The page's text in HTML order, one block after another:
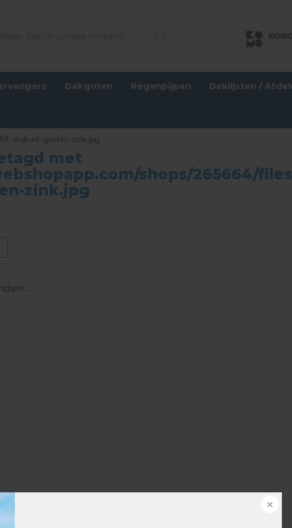
Dakgoten Regenpijpen Deklijsten /
t-stuk-45-graden-zink.jpg
met
shops/265664/
zink.jpg